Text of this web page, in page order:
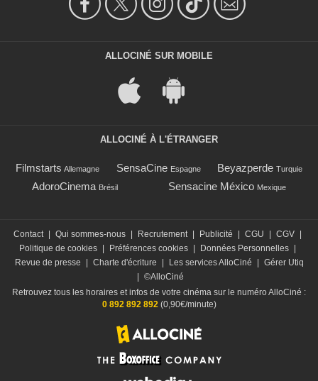
ALLOCINÉ SUR MOBILE
ALLOCINÉ À L'ÉTRANGER
Filmstarts Allemagne SensaCine Espagne Beyazperde Turquie
AdoroCinema Brésil Sensacine México Mexique
Contact | Qui sommes-nous | Recrutement | Publicité | CGU | CGV |
Politique de cookies | Préférences cookies | Données Personnelles |
Revue de presse
| Charte d'écriture | Les services AlloCiné | Gérer Utiq
| ©AlloCiné
Retrouvez tous les horaires et infos de votre cinéma sur le numéro AlloCiné :
0 892 892 892(0,90€/minute)